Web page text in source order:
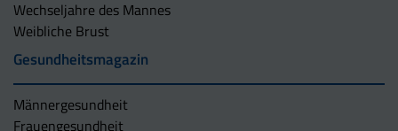
Wechseljahre des Mannes
Weibliche Brust
Gesundheitsmagazin
Männergesundheit
Frauengesundheit